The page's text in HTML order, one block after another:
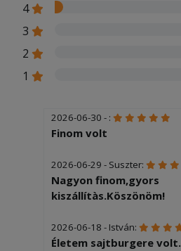
4
3
2
1
2026-06-30 - :
Finom volt
2026-06-29 - Suszter:
Nagyon finom,gyors
kiszállítàs.Köszönöm!
2026-06-18 - István:
Életem sajtburgere volt.